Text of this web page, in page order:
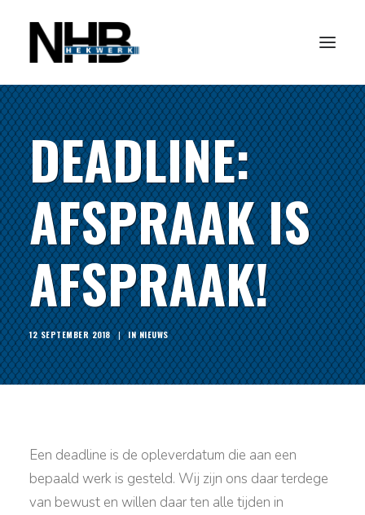
HOME
PRODUCTEN
NIEUWS
REFERENTIES
OVER ONS
CONTACT
ZOEKEN
DEADLINE:
AFSPRAAK IS
AFSPRAAK!
12 SEPTEMBER 2018 | INNIEUWS
Een deadline is de opleverdatum die aan een
bepaald werk is gesteld. Wij zijn ons daar terdege
van bewust en willen daar ten alle tijden in